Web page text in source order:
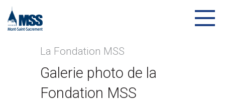
La Fondation MSS
Galerie photo de la
Fondation MSS